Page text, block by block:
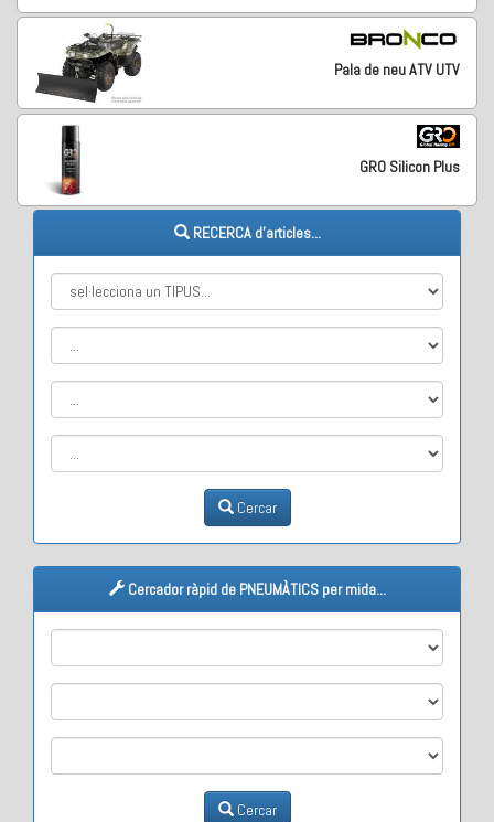
Pala de neu ATV UTV
GRO Silicon Plus
RECERCA d'articles...
Cercar
Cercador ràpid de PNEUMÀTICS per mida...
Cercar